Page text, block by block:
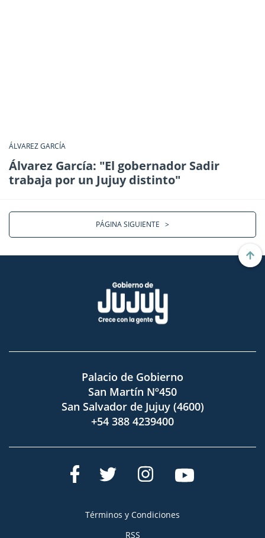
ÁLVAREZ GARCÍA
Álvarez García: "El gobernador Sadir
trabaja por un Jujuy distinto"
PÁGINA SIGUIENTE >
Palacio de Gobierno
San Martín Nº450
San Salvador de Jujuy (4600)
+54 388 4239400
Términos y Condiciones
RSS